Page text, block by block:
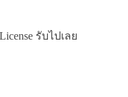
รับไปเลย